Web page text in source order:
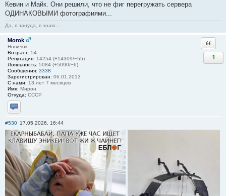
Кевин и Майк. Они решили, что не фиг перегружать сервера
ОДИНАКОВЫМИ фотографиями...
Да, я зануда, я знаю...
Morok
Новичок
Возраст: 54
Репутация: 14254 (+14309/−55)
Лояльность: 5084 (+5090/−6)
Сообщения: 3338
Зарегистрирован: 06.01.2013
С нами: 13 лет 7 месяцев
Имя: Мирон
Откуда: СССР
Отправить личное сообщение
1
#530 17.05.2026, 16:44